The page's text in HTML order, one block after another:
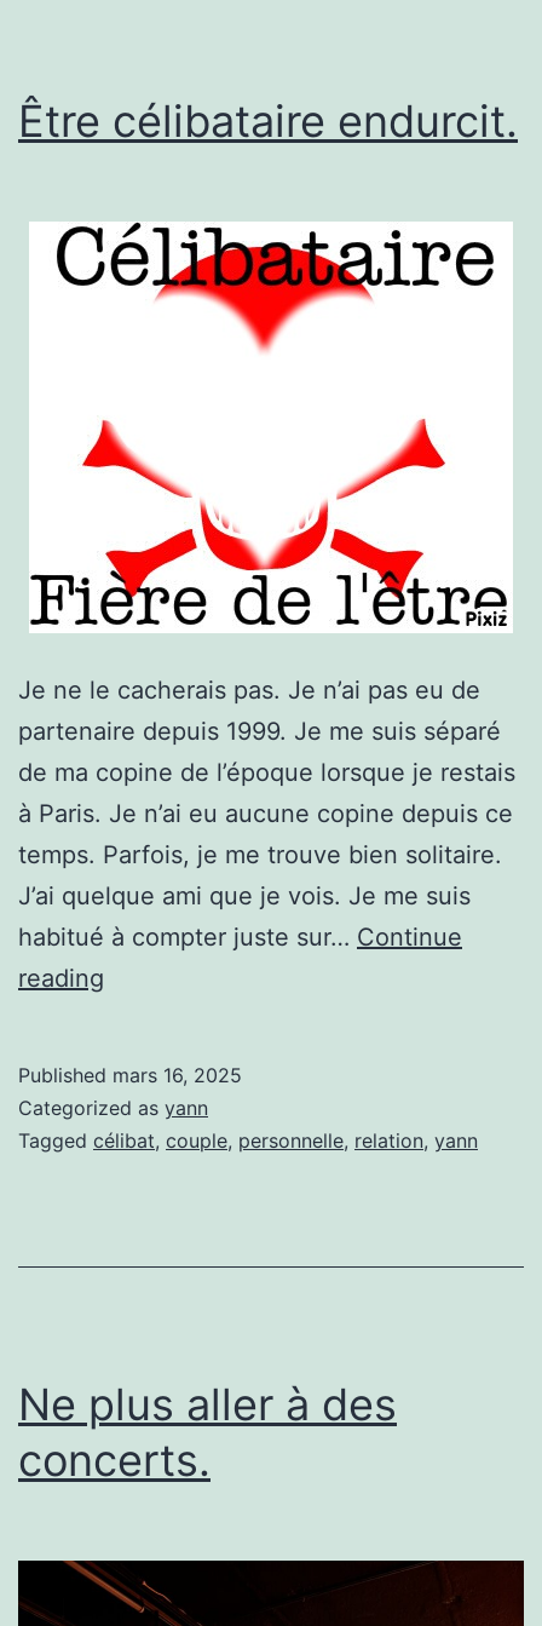
Être célibataire endurcit.
Je ne le cacherais pas. Je n’ai pas eu de
partenaire depuis 1999. Je me suis séparé
de ma copine de l’époque lorsque je restais
à Paris. Je n’ai eu aucune copine depuis ce
temps. Parfois, je me trouve bien solitaire.
J’ai quelque ami que je vois. Je me suis
habitué à compter juste sur… Continue
reading
Published mars 16, 2025
Categorized as yann
Tagged célibat, couple, personnelle, relation, yann
Ne plus aller à des
concerts.